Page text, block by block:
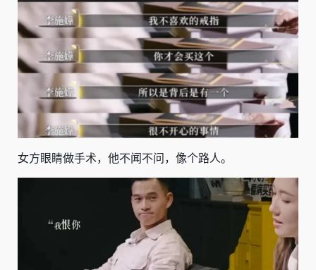
女方眼睛做手术，他不闻不问，像个路人。